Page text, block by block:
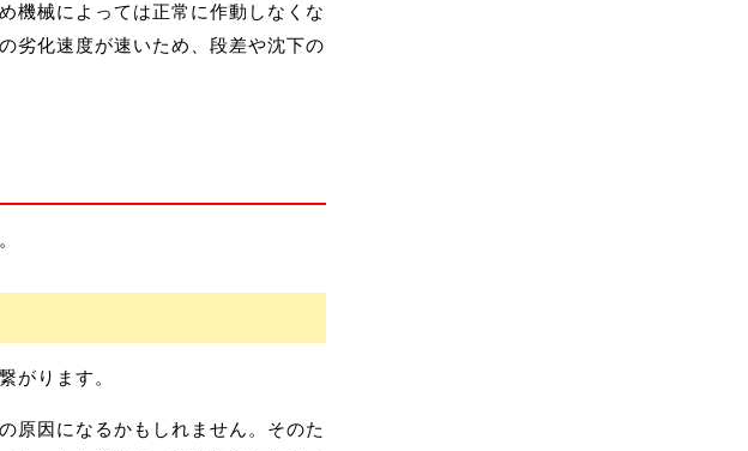
機械によっては正常に作動しなくな
劣化速度が速いため、段差や沈下の
がります。
原因になるかもしれません。そのた